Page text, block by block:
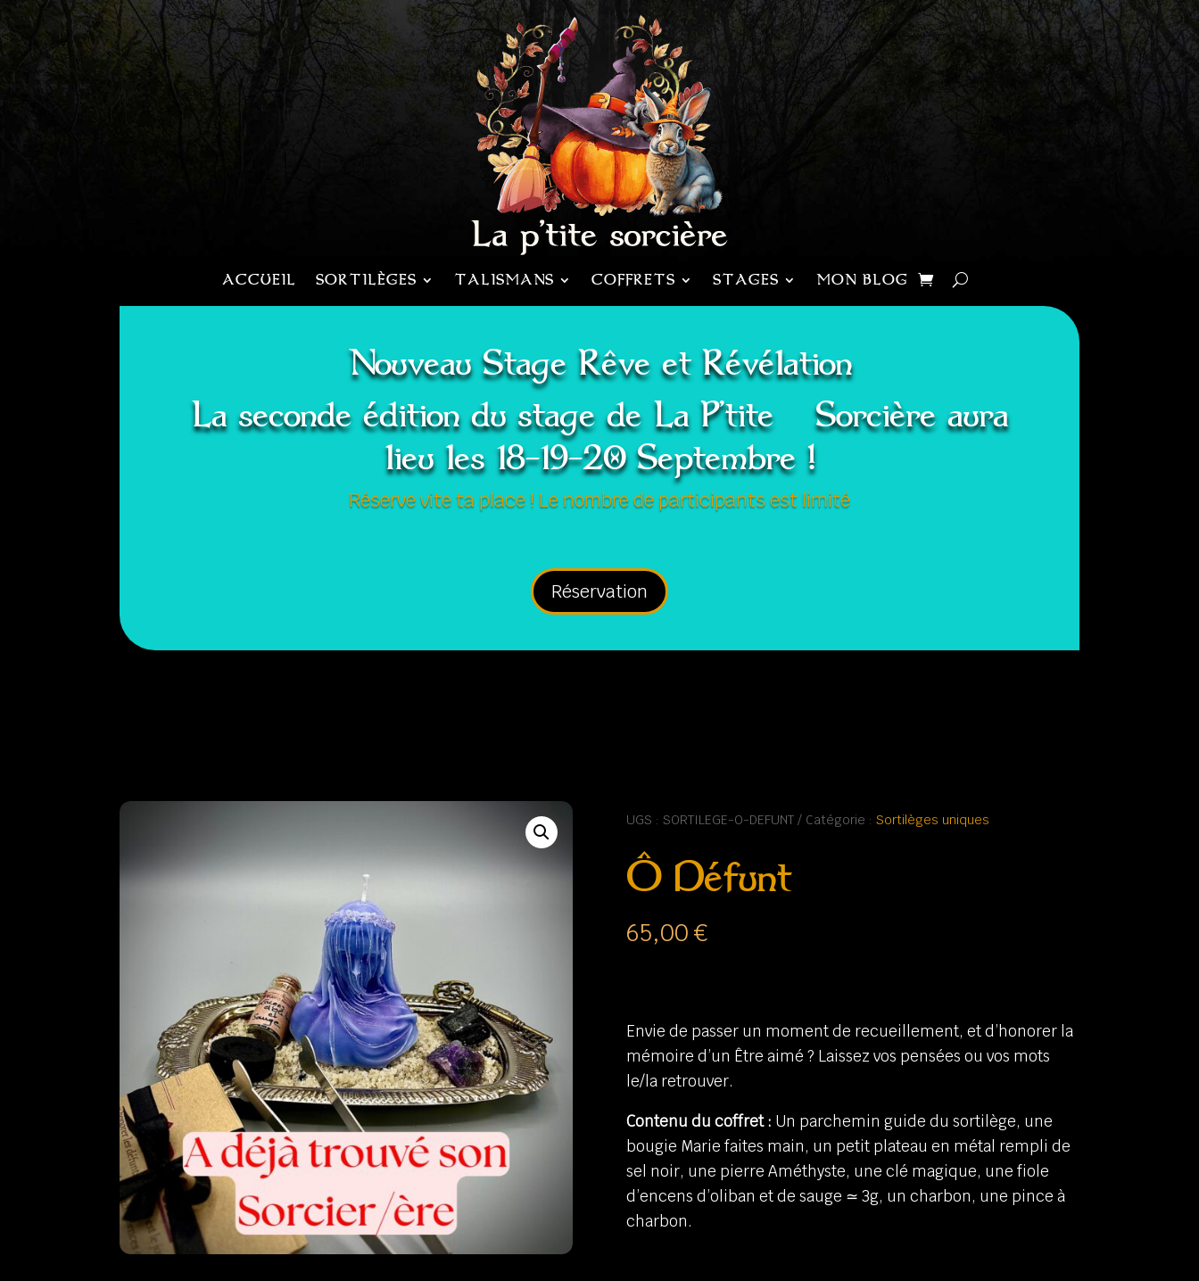
ACCUEIL SORTILÈGES TALISMANS COFFRETS STAGES MON BLOG
Nouveau Stage Rêve et Révélation
La seconde édition du stage de La P’tite Sorcière aura
lieu les 18-19-20 Septembre !
Réserve vite ta place ! Le nombre de participants est limité
Réservation
UGS : SORTILEGE-O-DEFUNT Catégorie : Sortilèges uniques
Ô Défunt
65,00€
Envie de passer un moment de recueillement, et d’honorer la
mémoire d’un Être aimé ? Laissez vos pensées ou vos mots
le/la retrouver.
Contenu du coffret : Un parchemin guide du sortilège, une
bougie Marie faites main, un petit plateau en métal rempli de
sel noir, une pierre Améthyste, une clé magique, une fiole
d’encens d’oliban et de sauge ≃ 3g, un charbon, une pince à
charbon.